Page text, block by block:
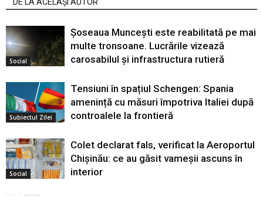
DE LA ACELAȘI AUTOR
Social
Șoseaua Muncești este reabilitată pe mai
multe tronsoane. Lucrările vizează
carosabilul și infrastructura rutieră
Subiectul Zilei
Tensiuni în spațiul Schengen: Spania
amenință cu măsuri împotriva Italiei după
controalele la frontieră
Social
Colet declarat fals, verificat la Aeroportul
Chișinău: ce au găsit vameșii ascuns în
interior